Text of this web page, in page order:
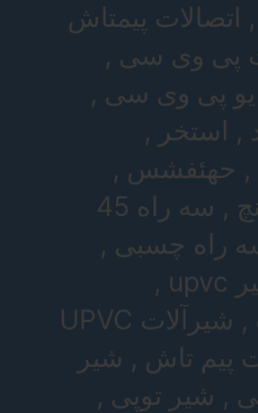
اتصالات پیمتاش
پی وی سی ,
یو پی وی سی ,
, استخر ,
, حهئفشس ,
رینگ فلانچ , سه راه 45
راه چسبی ,
شیر , شیر upvc ,
شیرآلات , شیرآلات UPVC
پیم تاش , شیر
, شیر توپی ,